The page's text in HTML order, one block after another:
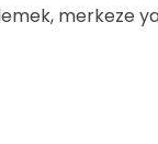
merkeze